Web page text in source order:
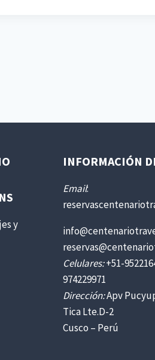
y
INFORMACIÓN
Email:
Celulares:+51-
974229971
Dirección:Apv
Tica Lte.D-2
Cusco – Perú